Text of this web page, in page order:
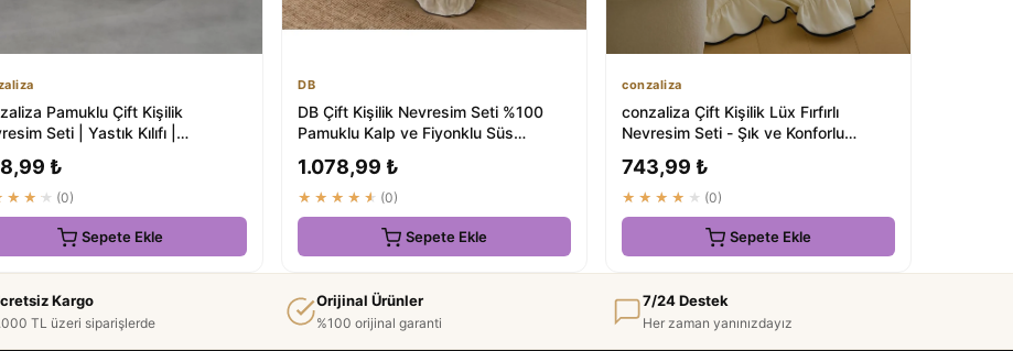
Pamuklu Çift Kişilik
Seti | Yastık Kılıfı |
₺
(0)
Sepete Ekle
DB
DB Çift Kişilik Nevresim Seti %100
Pamuklu Kalp ve Fiyonklu Süs
1.078,99 ₺
★★★★★ (0)
Sepete Ekle
conzaliza
conzaliza Çift Kişilik Lüx Fırfırlı
Nevresim Seti - Şık ve Konforlu
743,99 ₺
★★★★★ (0)
Sepete Ekle
Kargo
TL üzeri siparişlerde
Orijinal Ürünler
%100 orijinal garanti
7/24 Destek
Her zaman yanınızdayız